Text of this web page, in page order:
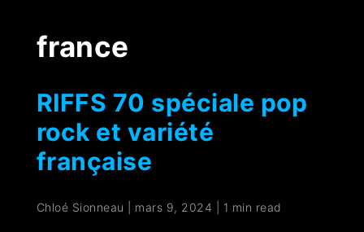
france
RIFFS 70 spéciale pop
rock et variété
française
Chloé Sionneau mars 9, 2024 1 min read